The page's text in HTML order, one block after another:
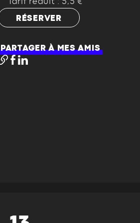
RÉSERVER
PARTAGER À MES AMIS